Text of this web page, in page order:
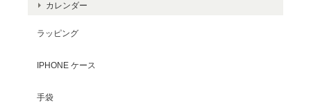
カレンダー
ラッピング
IPHONE ケース
手袋